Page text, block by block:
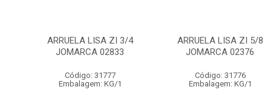
ARRUELA LISA ZI 3/4
JOMARCA 02833
Código: 31777
Embalagem: KG/1
ARRUELA LISA ZI 5/8
JOMARCA 02376
Código: 31776
Embalagem: KG/1